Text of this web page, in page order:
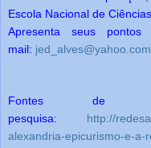
Escola Nacional de
Apresenta seus
mail:
Fontes de
pesquisa: http://
alexandria-epicurismo-e-a-